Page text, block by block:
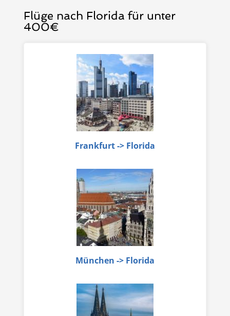
Flüge nach Florida für unter
400€
Frankfurt -> Florida
München -> Florida